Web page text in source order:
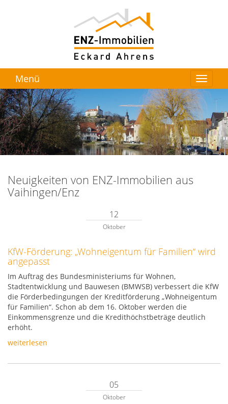
Menü
Neuigkeiten von ENZ-Immobilien aus
Vaihingen/Enz
12
Oktober
KfW-Förderung: „Wohneigentum für Familien“ wird
angepasst
Im Auftrag des Bundesministeriums für Wohnen,
Stadtentwicklung und Bauwesen (BMWSB) verbessert die KfW
die Förderbedingungen der Kreditförderung „Wohneigentum
für Familien“. Schon ab dem 16. Oktober werden die
Einkommensgrenze und die Kredithöchstbeträge deutlich
erhöht.
weiterlesen
05
Oktober